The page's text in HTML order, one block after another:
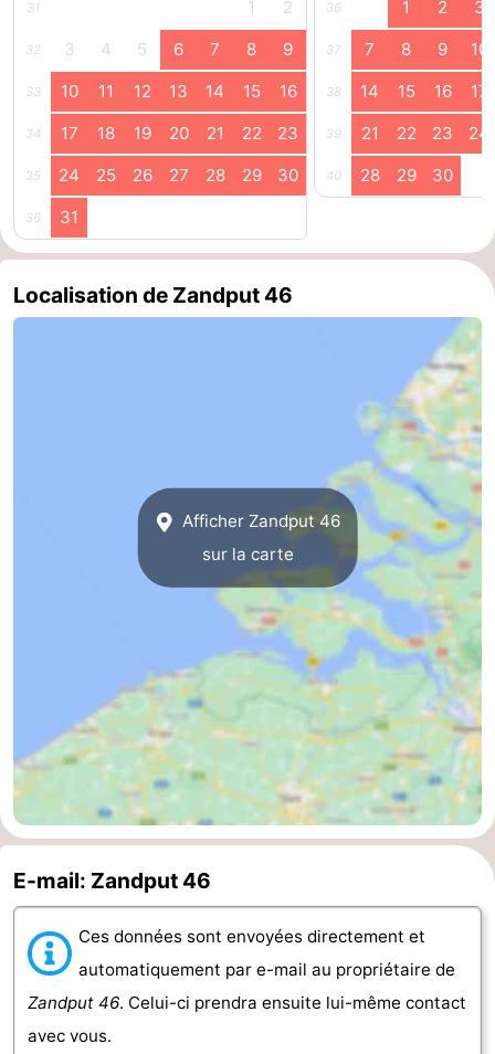
Haamstede
Nature
Kop
van
Walcheren
Veere
Oranjezon
Oostkapelle
-
Nature
-
Sluis
Cadzand
-
Nature
Het
Zwin
Météo
Contact
31 1 2
32 3 4 5 6 7 8 9
33 10 11 12 13 14 15 16
34 17 18 19 20 21 22 23
35 24 25 26 27 28 29 30
36 31
36 1 2 3
37 7 8 9 10
38 14 15 16 17
39 21 22 23 24
40 28 29 30
Localisation de Zandput 46
Afficher Zandput 46
sur la carte
E-mail: Zandput 46
Ces données sont envoyées directement et
automatiquement par e-mail au propriétaire de
Zandput 46. Celui-ci prendra ensuite lui-même contact
avec vous.